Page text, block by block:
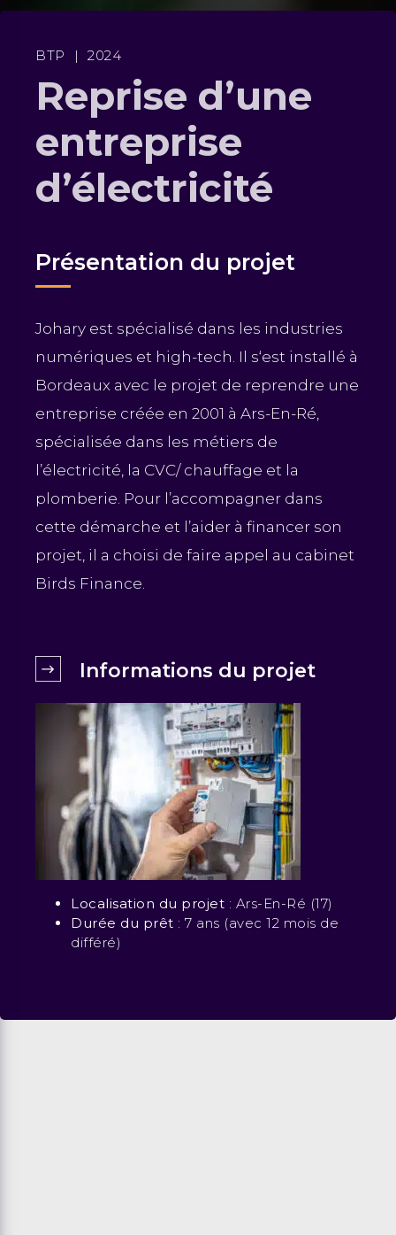
Reprise d’une
entreprise
d’électricité
Présentation du projet
BTP | 2024
Johary est spécialisé dans les industries
numériques et high-tech. Il s‘est installé à
Bordeaux avec le projet de reprendre une
entreprise créée en 2001 à Ars-En-Ré,
spécialisée dans les métiers de
l’électricité, la CVC/ chauffage et la
plomberie. Pour l’accompagner dans
cette démarche et l’aider à financer son
projet, il a choisi de faire appel au cabinet
Birds Finance.
Informations du projet
Localisation du projet : Ars-En-Ré (17)
Durée du prêt : 7 ans (avec 12 mois de
différé)